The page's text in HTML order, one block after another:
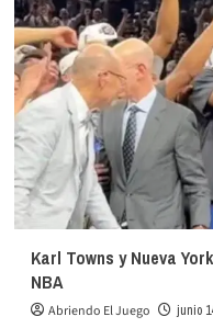
el
Mundial
y
los
haitianos
se
refugian
en
la
alegría
Karl Towns y Nueva
NBA
Abriendo El Juego junio